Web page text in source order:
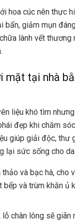
hoa cúc nên thực
bẩn, giảm mụn
lành vết thương
mặt tại nhà
liệu khó tìm
đẹp khi chăm
giúp giải độc, thư
lại sức sống cho da.
thảo và bạc hà, cho
và trùm khăn ủ
lỗ chân lông sẽ giãn